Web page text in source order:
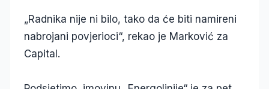
„Radnika nije ni bilo, tako da će biti namireni
nabrojani povjerioci“, rekao je Marković za
Capital.